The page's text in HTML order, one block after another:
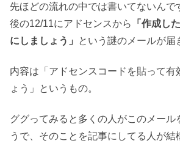
先ほどの流れの中では書いてないんで
後の12/11にアドセンスから
「作成し
にしましょう」
という謎のメールが届
内容は「アドセンスコードを貼って有
ょう」というもの。
ググってみると多くの人がこのメール
うで、そのことを記事にしてる人が結